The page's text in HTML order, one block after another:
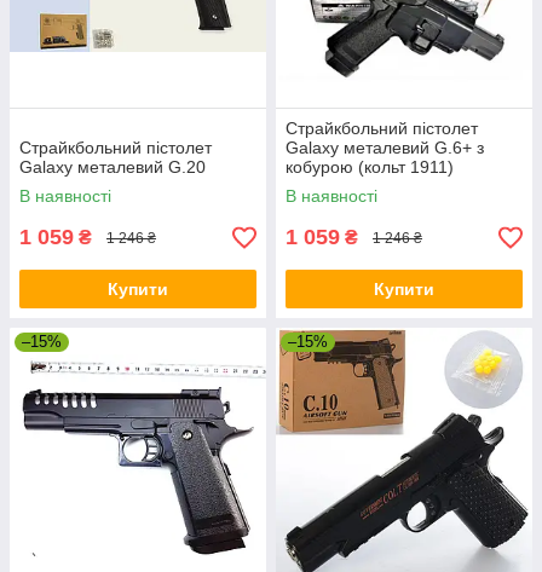
Страйкбольний пістолет
Galaxy металевий G.20
В наявності
1 059 ₴ 1 246 ₴
Купити
Страйкбольний пістолет
Galaxy металевий G.6+ з
кобурою (кольт 1911)
В наявності
1 059 ₴ 1 246 ₴
Купити
–15% –15%